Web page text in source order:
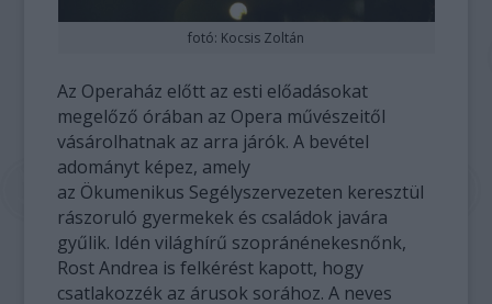
fotó: Kocsis Zoltán
Az Operaház előtt az esti előadásokat
megelőző órában az Opera művészeitől
vásárolhatnak az arra járók. A bevétel
adományt képez, amely
az Ökumenikus Segélyszervezeten keresztül
rászoruló gyermekek és családok javára
gyűlik. Idén világhírű szopránénekesnőnk,
Rost Andrea is felkérést kapott, hogy
csatlakozzék az árusok sorához. A neves